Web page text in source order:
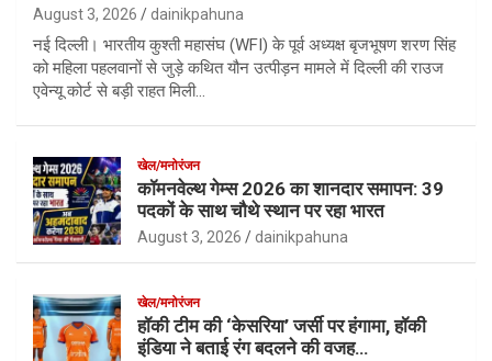
August 3, 2026 dainikpahuna
नई दिल्ली। भारतीय कुश्ती महासंघ (WFI) के पूर्व अध्यक्ष बृजभूषण शरण सिंह
को महिला पहलवानों से जुड़े कथित यौन उत्पीड़न मामले में दिल्ली की राउज
एवेन्यू कोर्ट से बड़ी राहत मिली…
खेल/मनोरंजन
कॉमनवेल्थ गेम्स 2026 का शानदार समापन: 39
पदकों के साथ चौथे स्थान पर रहा भारत
August 3, 2026 dainikpahuna
खेल/मनोरंजन
हॉकी टीम की ‘केसरिया’ जर्सी पर हंगामा, हॉकी
इंडिया ने बताई रंग बदलने की वजह…